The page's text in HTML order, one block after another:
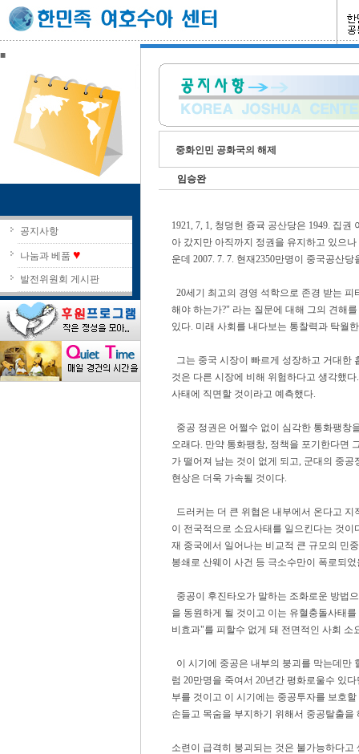
■
공지사항
나눔과 베품 ♥
발전위원회 게시판
중화인민 공화국의 해제
임승완
1921, 7, 1, 청덩헌 즁귝 공산당은 1949. 집
아 갔지만 아직까지 정권을 유지하고 있으
운데 2007. 7. 7. 현재2350만명이 중국공산
20세기 최고의 경영 석학으로 존경 받는
해야 하는가?" 라는 질문에 대해 그의 견해
있다. 미래 사회를 내다보는 통찰력과 탁월
그는 중국 시장이 빠르게 성장하고 거대한
것은 다른 시장에 비해 위험하다고 생각했
사태에 직면할 것이라고 예측했다.
중공 정권은 어쩔수 없이 심각한 통화팽창
오래다. 만약 통화팽창, 정책을 포기한다면
가 떨어져 남는 것이 없게 되고, 군대의 중
현상은 더욱 가속될 것이다.
드러커는 더 큰 위협은 내부에서 온다고
이 전국적으로 소요사태를 일으킨다는 것
재 중국에서 일어나는 비교적 큰 규모의 민
봉쇄로 산웨이 사건 등 극소수만이 폭로되
중공이 후진타오가 말하는 조화로운 방법
을 동원하게 될 것이고 이는 유혈충돌사태
비효과"를 피할수 없게 돼 전면적인 사회 소
이 시기에 중공은 내부의 붕괴를 막는데만
럼 20만명을 죽여서 20년간 평화로울수 있
부를 것이고 이 시기에는 중공투자를 보호
손들고 목숨을 부지하기 위해서 중공탈출을
소련이 급격히 붕괴되는 것은 불가능하다